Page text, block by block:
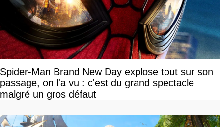
Spider-Man Brand New Day explose tout sur son
passage, on l'a vu : c'est du grand spectacle
malgré un gros défaut